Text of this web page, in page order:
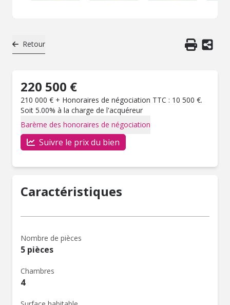
Retour
220 500 €
210 000 € + Honoraires de négociation TTC : 10 500 €.
Soit 5.00% à la charge de l'acquéreur
Barème des honoraires de négociation
Suivre le prix du bien
Caractéristiques
Nombre de pièces
5 pièces
Chambres
4